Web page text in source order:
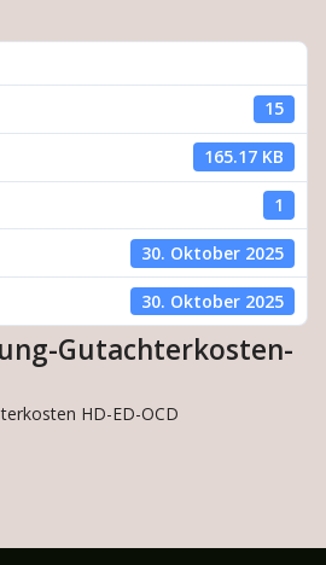
15
165.17 KB
1
30. Oktober 2025
30. Oktober 2025
Gutachterkosten-
HD-ED-OCD